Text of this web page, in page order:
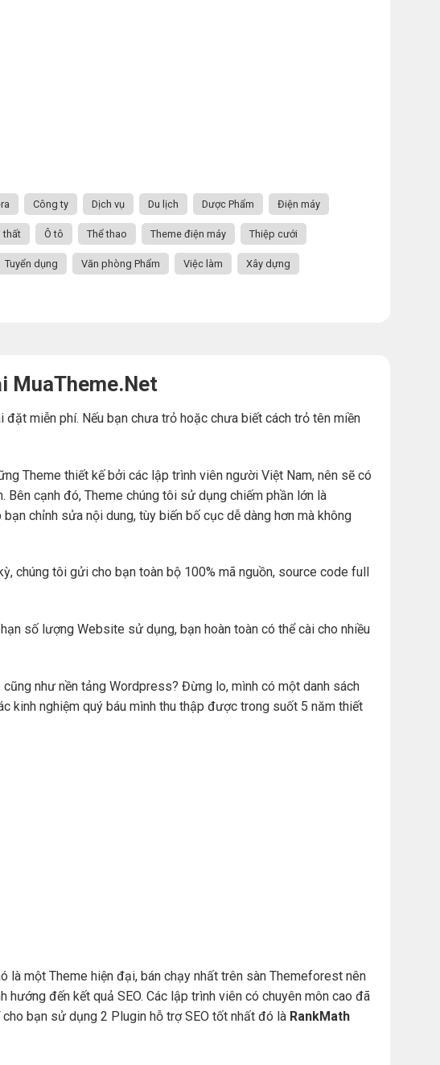
Công ty Dịch vụ Du lịch Dược Phẩm Điện máy
thất Ô tô Thể thao Theme điện máy Thiệp cưới
Tuyển dụng Văn phòng Phẩm Việc làm Xây dựng
MuaTheme.Net
đặt miễn phí. Nếu bạn chưa trỏ hoặc chưa biết cách trỏ tên miền
Theme thiết kế bởi các lập trình viên người Việt Nam, nên sẽ có
cạnh đó, Theme chúng tôi sử dụng chiếm phần lớn là
chỉnh sửa nội dung, tùy biến bố cục dễ dàng hơn mà không
chúng tôi gửi cho bạn toàn bộ 100% mã nguồn, source code full
số lượng Website sử dụng, bạn hoàn toàn có thể cài cho nhiều
như nền tảng Wordpress? Đừng lo, mình có một danh sách
kinh nghiệm quý báu mình thu thập được trong suốt 5 năm thiết
là một Theme hiện đại, bán chạy nhất trên sàn Themeforest nên
đến kết quả SEO. Các lập trình viên có chuyên môn cao đã
cho bạn sử dụng 2 Plugin hỗ trợ SEO tốt nhất đó là RankMath